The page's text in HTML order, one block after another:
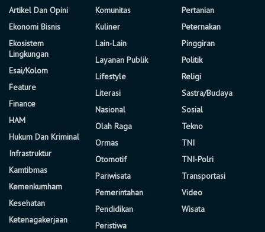
Artikel Dan Opini
Ekonomi Bisnis
Ekosistem
Lingkungan
Esai/Kolom
Feature
Finance
HAM
Hukum Dan Kriminal
Infrastruktur
Kamtibmas
Kemenkumham
Kesehatan
Ketenagakerjaan
Komunitas
Kuliner
Lain-Lain
Layanan Publik
Lifestyle
Literasi
Nasional
Olah Raga
Ormas
Otomotif
Pariwisata
Pemerintahan
Pendidikan
Peristiwa
Pertanian
Peternakan
Pinggiran
Politik
Religi
Sastra/Budaya
Sosial
Tekno
TNI
TNI-Polri
Transportasi
Video
Wisata